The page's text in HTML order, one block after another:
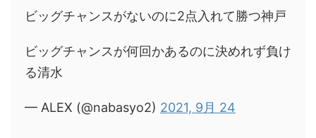
ビッグチャンスがないのに2点入れて勝つ神戸
ビッグチャンスが何回かあるのに決めれず負け
る清水
— ALEX (@nabasyo2) 2021, 9月 24